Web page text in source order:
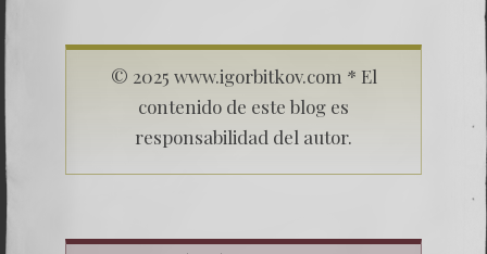
© 2025 www.igorbitkov.com * El
contenido de este blog es
responsabilidad del autor.